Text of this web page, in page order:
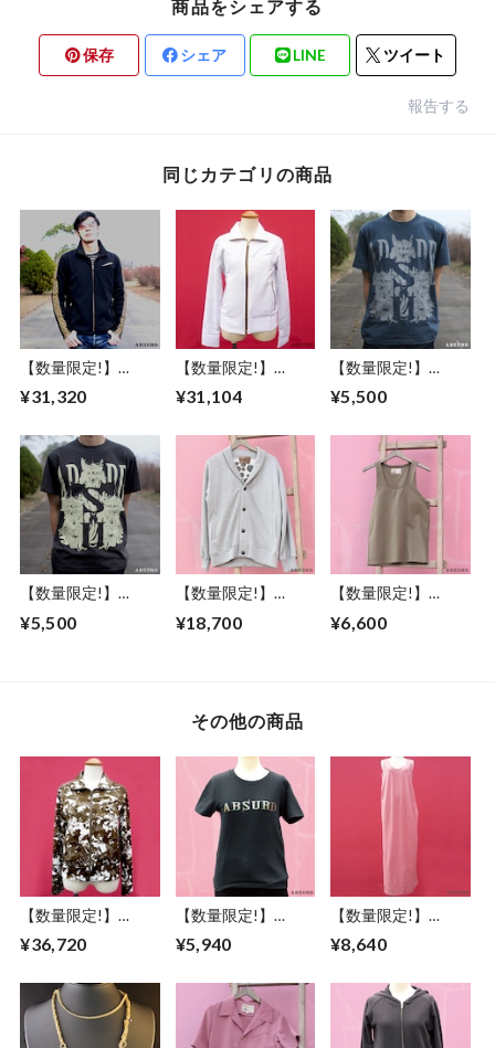
商品をシェアする
保存 シェア LINE ツイート
報告する
同じカテゴリの商品
【数量限定!】
ABSURD ラグラン
ブルゾン 肩ライン
ー素材 カジュアル
立ち襟 アブサード
SYURIKEN（上B）
¥31,320
【数量限定!】
ABSURD ブルゾン
ホワイト 竹 柄 レデ
サード THUNDR
BOLT（W）
¥31,104
【数量限定!】
ABSURD クルーネ
ックＴシャツ メン
ドクロモチーフ グ
レー アブサード
DOKUROKUN（G
¥5,500
【数量限定!】
ックＴシャツ メン
¥5,500
【数量限定!】
トカーディガン メ
ット DOT
¥18,700
【数量限定!】
ップ メンズ サイズ
¥6,600
その他の商品
【数量限定!】
ABSURD ブルゾン
KHAKI カーキ 柄 レ
ブサード UKRAINE
¥36,720
【数量限定!】
ABSURD Ｔシャツ
オリジナルプリント
クグリーン 黒 アブ
サード LOGO-T1
¥5,940
【数量限定!】
ABSURD ドレス マ
キシ丈 スペード星
ード SUGAR RAY
¥8,640